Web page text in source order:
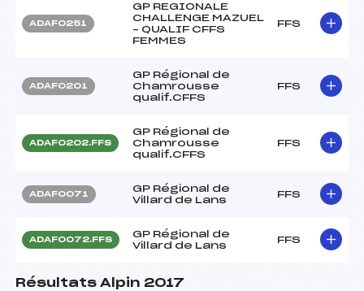
ADAF0251
GP REGIONALE
CHALLENGE MAZUEL
– QUALIF CFFS
FEMMES
FFS
ADAF0201
GP Régional de
Chamrousse
qualif.CFFS
FFS
ADAF0202.FFS
GP Régional de
Chamrousse
qualif.CFFS
FFS
ADAF0071
GP Régional de
Villard de Lans
FFS
ADAF0072.FFS
GP Régional de
Villard de Lans
FFS
Résultats Alpin 2017